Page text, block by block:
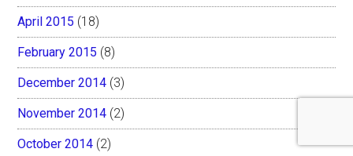
April 2015 (18)
February 2015 (8)
December 2014 (3)
November 2014 (2)
October 2014 (2)